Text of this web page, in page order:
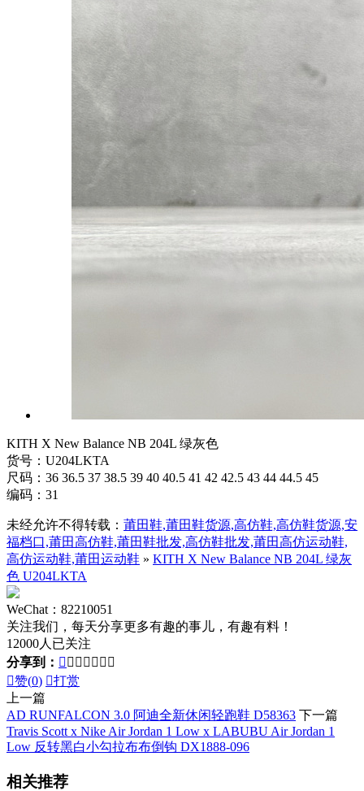
KITH X New Balance NB 204L 绿灰色
货号：U204LKTA
尺码：36 36.5 37 38.5 39 40 40.5 41 42 42.5 43 44 44.5 45
编码：31
未经允许不得转载： 莆田鞋,莆田鞋货源,高仿鞋,高仿鞋货源,安
福档口,莆田高仿鞋,莆田鞋批发,高仿鞋批发,莆田高仿运动鞋,
高仿运动鞋,莆田运动鞋 » KITH X New Balance NB 204L 绿灰
色 U204LKTA
WeChat：82210051
关注我们，每天分享更多有趣的事儿，有趣有料！
12000人已关注
分享到：       
赞(0) 打赏
上一篇
AD RUNFALCON 3.0 阿迪全新休闲轻跑鞋 D58363 下一篇
Travis Scott x Nike Air Jordan 1 Low x LABUBU Air Jordan 1
Low 反转黑白小勾拉布布倒钩 DX1888-096
相关推荐